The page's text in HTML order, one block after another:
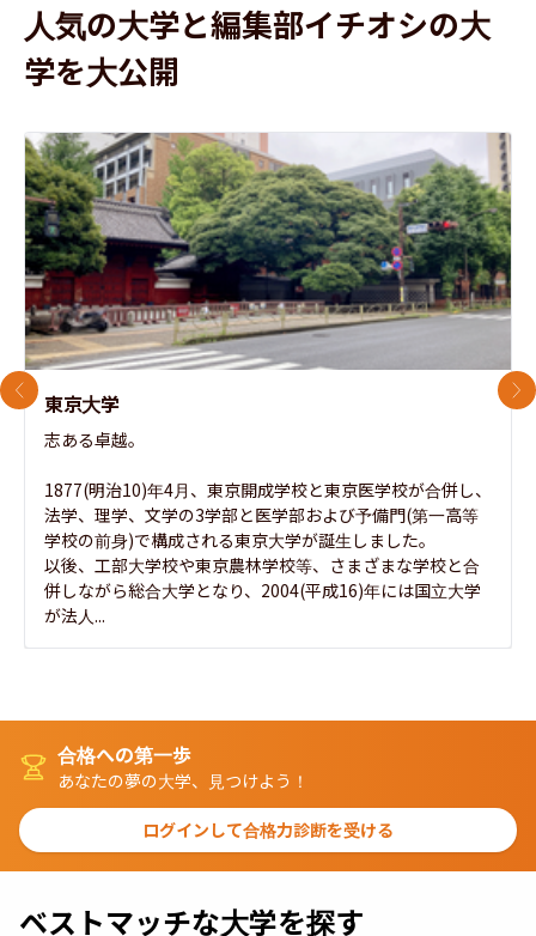
人気の大学と編集部イチオシの大
学を大公開
東京大学
志ある卓越。
1877(明治10)年4月、東京開成学校と東京医学校が合併し、
法学、理学、文学の3学部と医学部および予備門(第一高等
学校の前身)で構成される東京大学が誕生しました。
以後、工部大学校や東京農林学校等、さまざまな学校と合
併しながら総合大学となり、2004(平成16)年には国立大学
が法人...
前のスライド 次
合格への第一歩
あなたの夢の大学、見つけよう！
ログインして合格力診断を受ける
ベストマッチな大学を探す